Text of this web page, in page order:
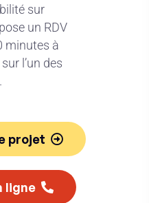
sur
un RDV
minutes à
l’un des
projet
ligne